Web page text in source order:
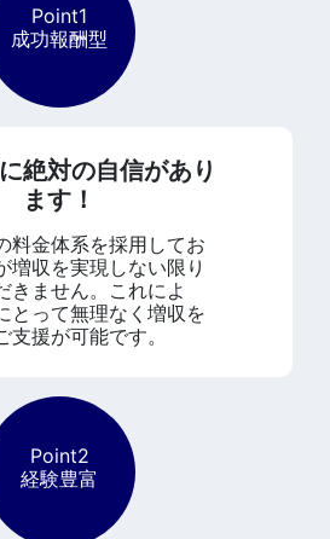
Point1
成功報酬型
絶対の自信があり
ます！
料金体系を採用してお
増収を実現しない限り
きません。これによ
とって無理なく増収を
支援が可能です。
Point2
経験豊富